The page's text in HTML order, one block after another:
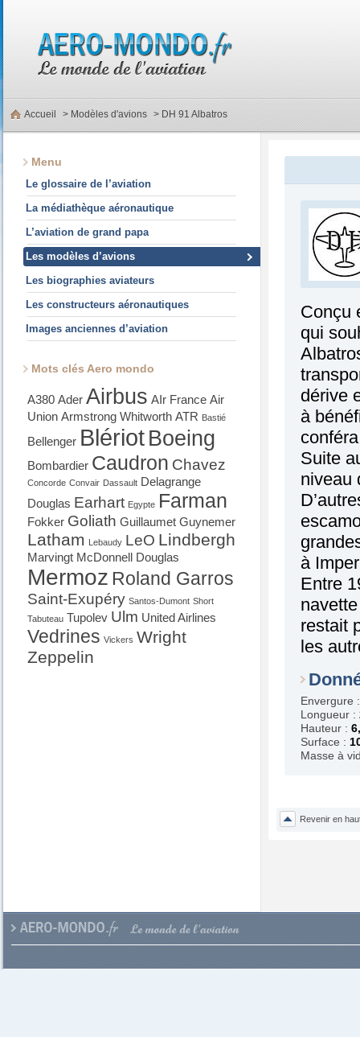
Accueil > Modèles d'avions > DH 91 Albatros
Menu
Le glossaire de l’aviation
La médiathèque aéronautique
L’aviation de grand papa
Les modèles d’avions
Les biographies aviateurs
Les constructeurs aéronautiques
Images anciennes d’aviation
Mots clés Aero mondo
A380 Ader Airbus AIr France Air
Union Armstrong Whitworth ATR Bastié
Bellenger Blériot Boeing
Bombardier Caudron Chavez
Concorde Convair Dassault Delagrange
Douglas Earhart Egypte Farman
Fokker Goliath Guillaumet Guynemer
Latham Lebaudy LeO Lindbergh
Marvingt McDonnell Douglas
Mermoz Roland Garros
Saint-Exupéry Santos-Dumont Short
Tabuteau Tupolev Ulm United Airlines
Vedrines Vickers Wright
Zeppelin
Conçu
qui
dérive
à
Suite
niveau
à
Entre
restait
les
Envergure
Longueur :
Hauteur :
Surface :
Masse à
Revenir en